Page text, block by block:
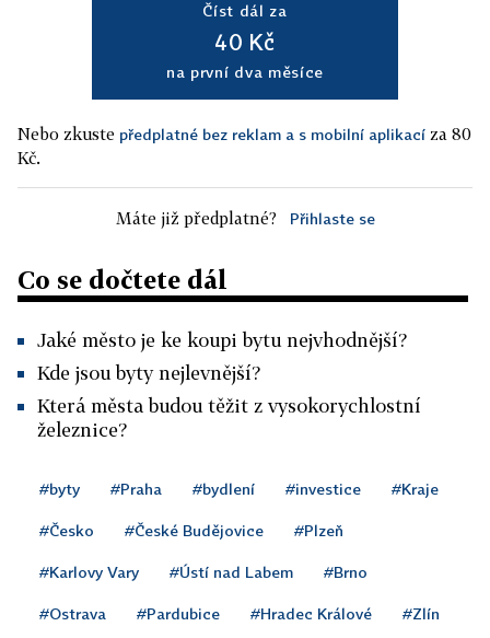
Číst dál za
40 Kč
na první dva měsíce
Nebo zkuste předplatné bez reklam a s mobilní aplikací za 80
Kč.
Máte již předplatné? Přihlaste se
Co se dočtete dál
Jaké město je ke koupi bytu nejvhodnější?
Kde jsou byty nejlevnější?
Která města budou těžit z vysokorychlostní
železnice?
#byty #Praha #bydlení #investice #Kraje
#Česko #České Budějovice #Plzeň
#Karlovy Vary #Ústí nad Labem #Brno
#Ostrava #Pardubice #Hradec Králové #Zlín